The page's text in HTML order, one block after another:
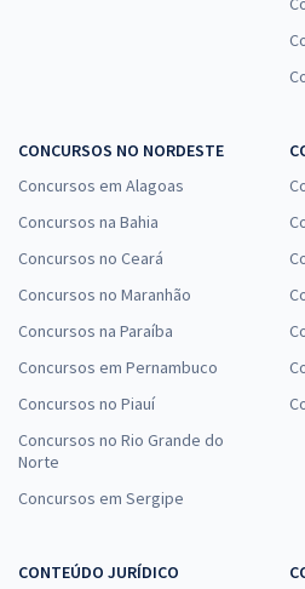
CONCURSOS NO NORDESTE
Concursos em Alagoas
Concursos na Bahia
Concursos no Ceará
Concursos no Maranhão
Concursos na Paraíba
Concursos em Pernambuco
Concursos no Piauí
Concursos no Rio Grande do
Norte
Concursos em Sergipe
CONTEÚDO JURÍDICO